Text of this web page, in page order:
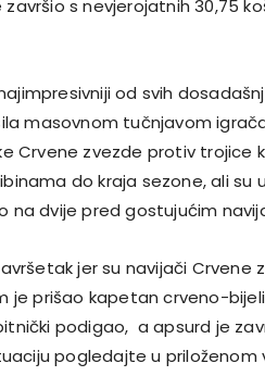
s nevjerojatnih 30,75
od svih
masovnom tučnjavom
Crvene zvezde protiv trojice
do kraja sezone, ali su
na dvije pred gostujućim
jer su navijači Crvene
je prišao kapetan crveno-
podigao, a apsurd je
pogledajte u priloženom